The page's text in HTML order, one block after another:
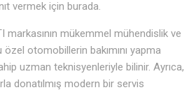
vermek için burada.
markasının mükemmel mühendislik ve
özel otomobillerin bakımını yapma
uzman teknisyenleriyle bilinir. Ayrıca,
donatılmış modern bir servis